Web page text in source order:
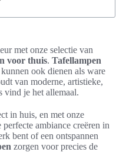
met onze selectie van
voor thuis. Tafellampen
ook dienen als ware
van moderne, artistieke,
vind je het allemaal.
in huis, en met onze
perfecte ambiance creëren in
bent of een ontspannen
zorgen voor precies de